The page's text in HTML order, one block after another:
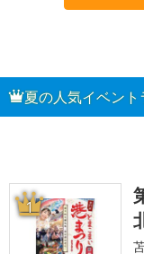
夏の人気イベント
1